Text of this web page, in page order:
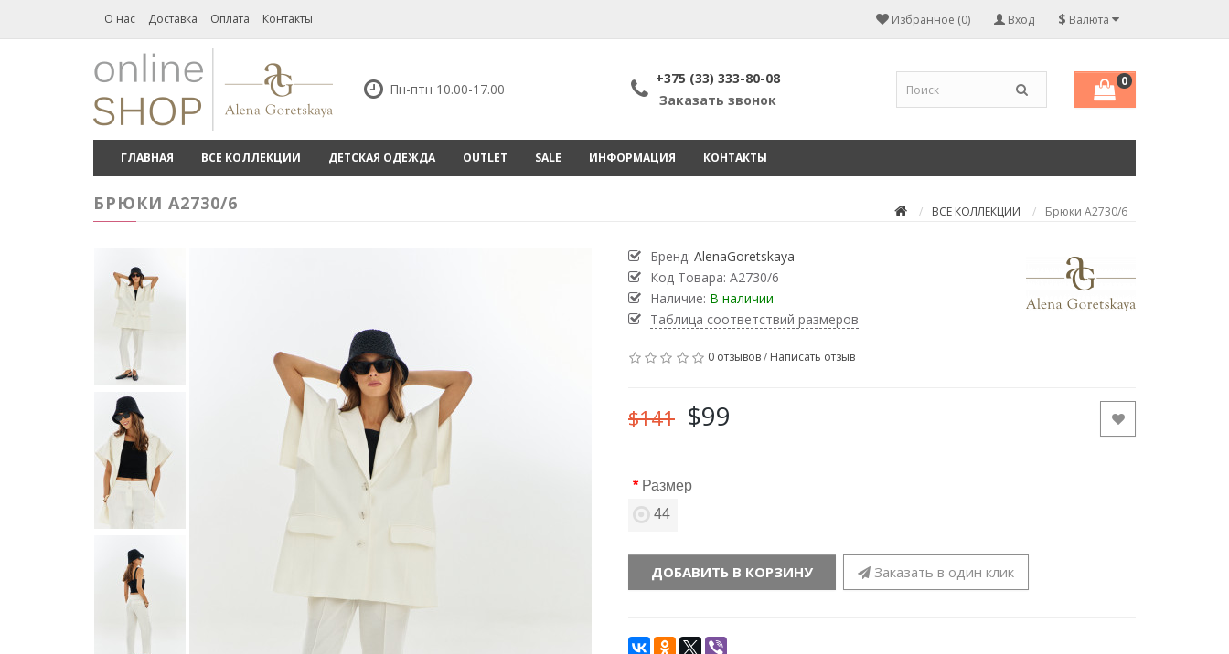
О нас Доставка Оплата Контакты $ Валюта
Вход
Избранное (0)
Пн-птн 10.00-17.00
+375 (33) 333-80-08
Заказать звонок
0
ГЛАВНАЯ ВСЕ КОЛЛЕКЦИИ ДЕТСКАЯ ОДЕЖДА OUTLET SALE ИНФОРМАЦИЯ КОНТАКТЫ
ВСЕ КОЛЛЕКЦИИ Брюки А2730/6
БРЮКИ А2730/6
Бренд: AlenaGoretskaya
Код Товара: А2730/6
Наличие: В наличии
Таблица соответствий размеров
0 отзывов/ Написать отзыв
$141 $99
Размер
44
ДОБАВИТЬ В КОРЗИНУ Заказать в один клик